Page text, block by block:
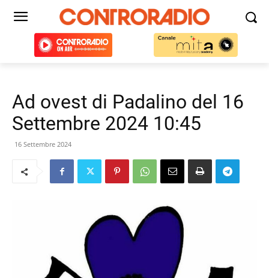
Ad ovest di Padalino del 16
Settembre 2024 10:45
16 Settembre 2024